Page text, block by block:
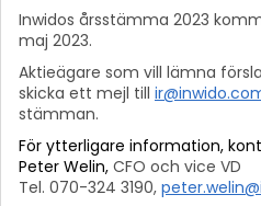
Inwidos årsstämma 2023
maj 2023.
Aktieägare som vill lämna
skicka ett mejl till
stämman.
För ytterligare information,
Peter Welin, CFO och vice VD
Tel. 070-324 3190,